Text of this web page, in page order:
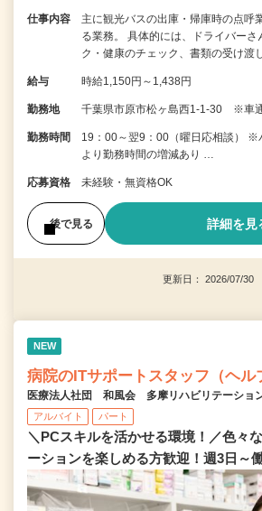
仕事内容
主に観光バスの出庫・帰庫時の点呼
る業務。 具体的には、ドライバーさ
ク・健康のチェック、書類の受け渡
給与 時給1,150円～1,438円
勤務地 千葉県市原市松ヶ島西1-1-30 ※車
勤務時間
19：00～翌9：00（曜日応相談） ※
より勤務時間の増減あり …
応募資格 未経験・無資格OK
後で見る 詳細を見
更新日： 2026/07/
NEW
病院のITサポートスタッフ（ヘル
医療法人社団 和風会 多摩リハビリテーショ
アルバイト パート
＼PCスキルを活かせる環境！／色々
ーションを楽しめる方歓迎！週3日～